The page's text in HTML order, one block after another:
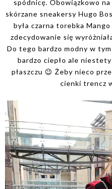
spódnicę. Obowiązkowo
skórzane sneakersy Hugo
była czarna torebka
zdecydowanie się
Do tego bardzo modny w
bardzo ciepło ale
płaszczu 😉 Żeby nieco
cienki trencz